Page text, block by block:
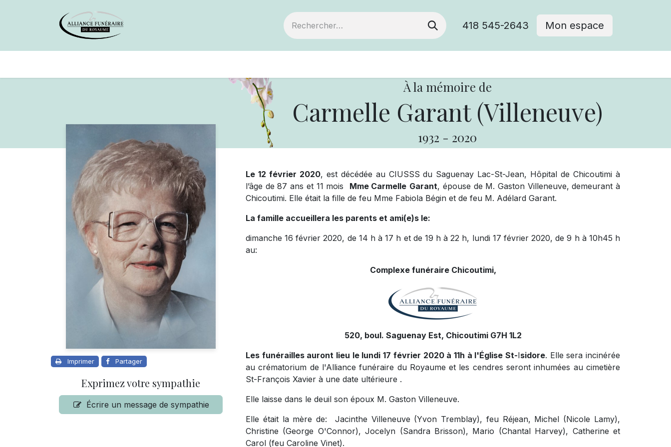
418 545-2643 Mon espace
À la mémoire de
Carmelle Garant (Villeneuve)
1932 - 2020
Imprimer Partager
Exprimez votre sympathie
Écrire un message de sympathie
Le 12 février 2020, est décédée au CIUSSS du Saguenay Lac-St-Jean, Hôpital de Chicoutimi à
l’âge de 87 ans et 11 mois Mme Carmelle Garant, épouse de M. Gaston Villeneuve, demeurant à
Chicoutimi. Elle était la fille de feu Mme Fabiola Bégin et de feu M. Adélard Garant.
La famille accueillera les parents et ami(e)s le:
dimanche 16 février 2020, de 14 h à 17 h et de 19 h à 22 h, lundi 17 février 2020, de 9 h à 10h45 h
au:
Complexe funéraire Chicoutimi,
520, boul. Saguenay Est, Chicoutimi G7H 1L2
Les funérailles auront lieu le lundi 17 février 2020 à 11h à l'Église St-Isidore. Elle sera incinérée
au crématorium de l'Alliance funéraire du Royaume et les cendres seront inhumées au cimetière
St-François Xavier à une date ultérieure .
Elle laisse dans le deuil son époux M. Gaston Villeneuve.
Elle était la mère de: Jacinthe Villeneuve (Yvon Tremblay), feu Réjean, Michel (Nicole Lamy),
Christine (George O'Connor), Jocelyn (Sandra Brisson), Mario (Chantal Harvey), Catherine et
Carol (feu Caroline Vinet).